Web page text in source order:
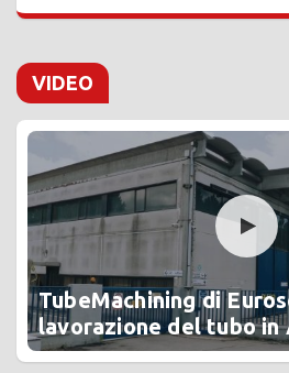
VIDEO
TubeMachining di
lavorazione del tubo in